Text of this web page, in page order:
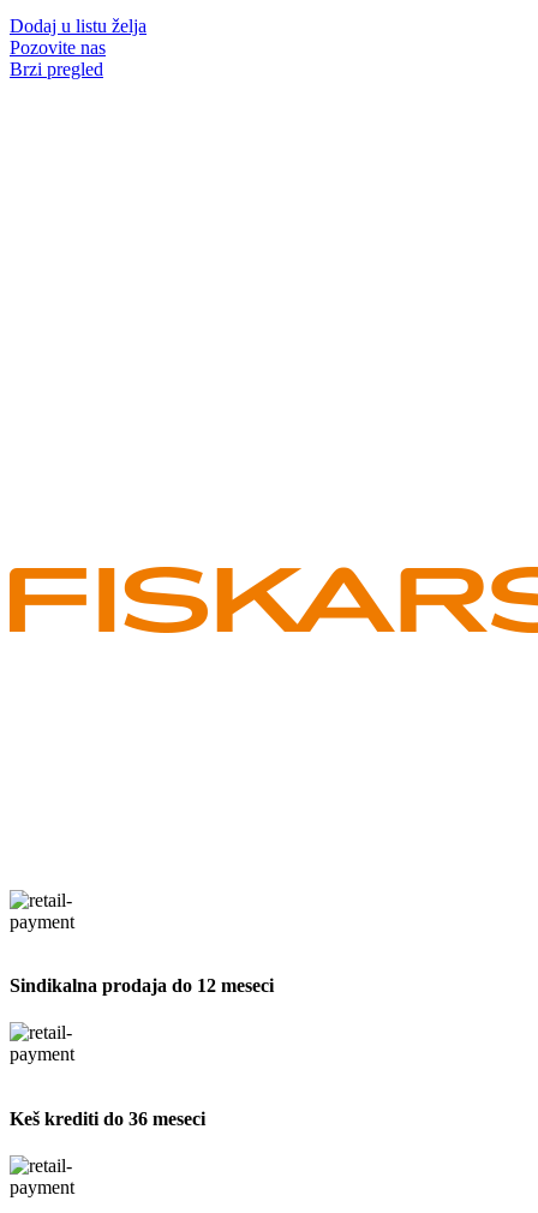
Dodaj u listu želja
Pozovite nas
Brzi pregled
Sindikalna prodaja do 12 meseci
Keš krediti do 36 meseci